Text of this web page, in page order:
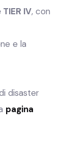
IV, con
e la
disaster
pagina